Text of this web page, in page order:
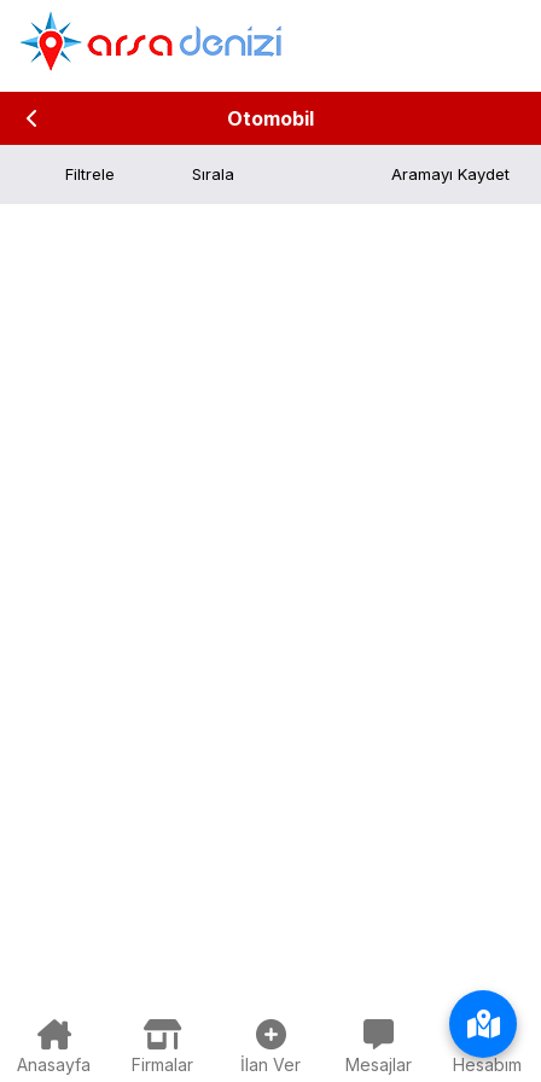
Otomobil
Filtrele Aramayı Kaydet
Anasayfa Firmalar İlan Ver Mesajlar Hesabım